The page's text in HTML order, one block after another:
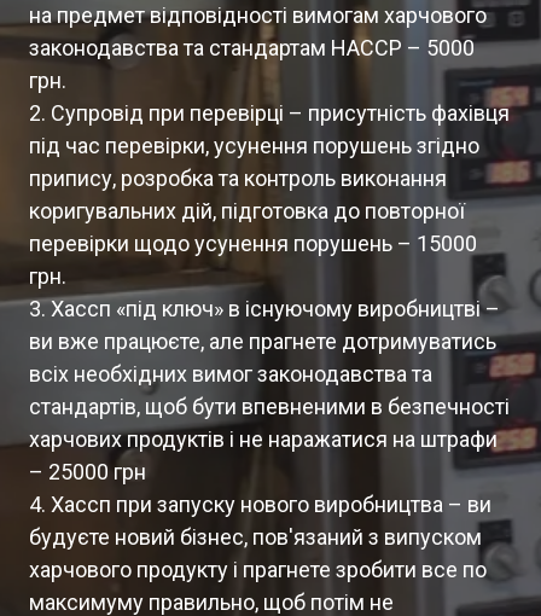
на предмет відповідності вимогам харчового
законодавства та стандартам НАССР – 5000
грн.
2. Супровід при перевірці – присутність фахівця
під час перевірки, усунення порушень згідно
припису, розробка та контроль виконання
коригувальних дій, підготовка до повторної
перевірки щодо усунення порушень – 15000
грн.
3. Хассп «під ключ» в існуючому виробництві –
ви вже працюєте, але прагнете дотримуватись
всіх необхідних вимог законодавства та
стандартів, щоб бути впевненими в безпечності
харчових продуктів і не наражатися на штрафи
– 25000 грн
4. Хассп при запуску нового виробництва – ви
будуєте новий бізнес, пов'язаний з випуском
харчового продукту і прагнете зробити все по
максимуму правильно, щоб потім не